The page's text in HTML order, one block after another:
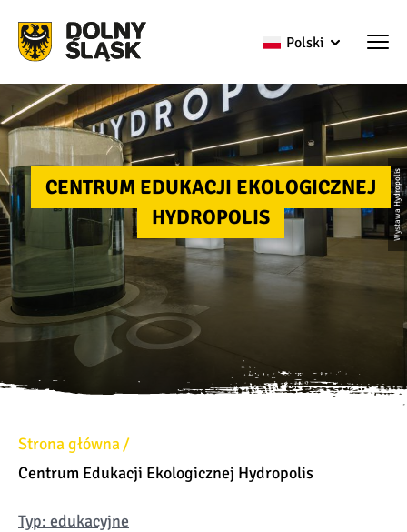
Polski
Wystawa Hydropolis
CENTRUM EDUKACJI EKOLOGICZNEJ
HYDROPOLIS
Strona główna
Centrum Edukacji Ekologicznej Hydropolis
Typ: edukacyjne